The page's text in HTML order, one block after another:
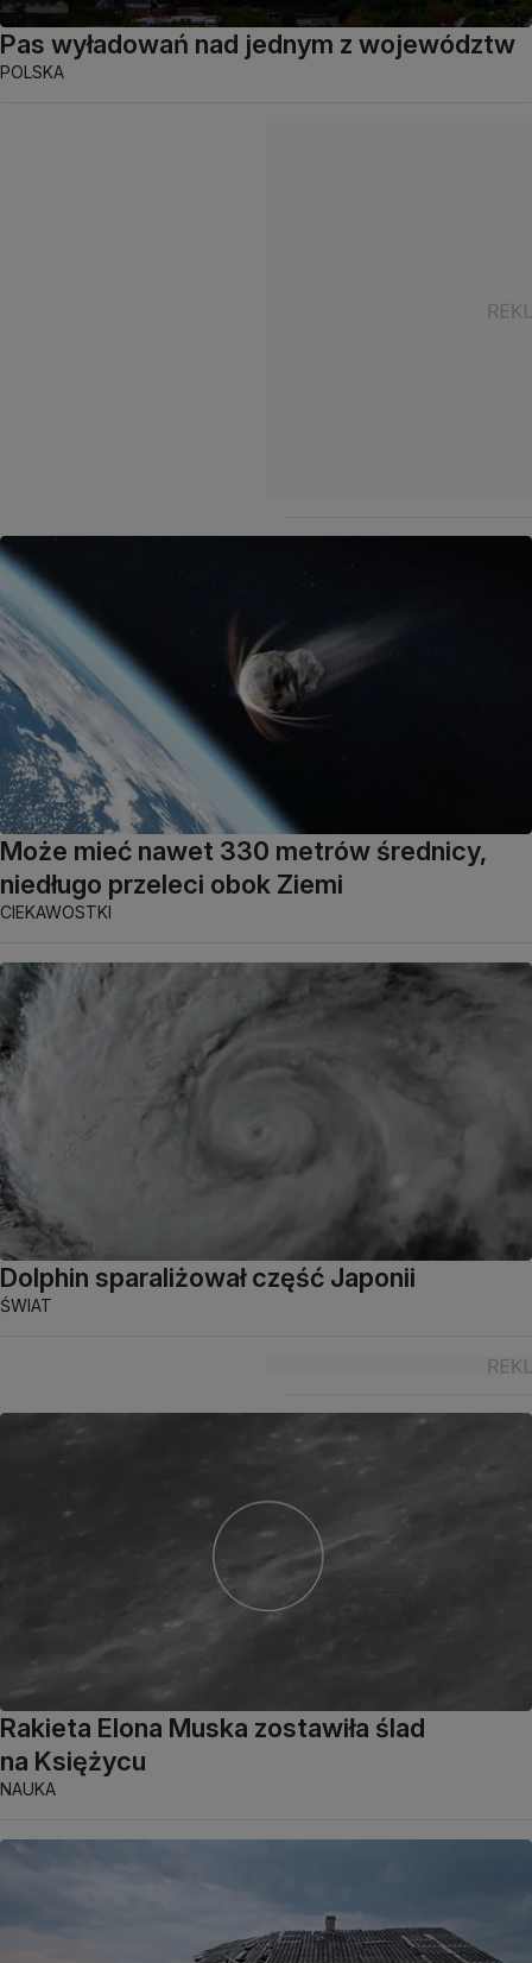
Pas wyładowań nad jednym z województw
POLSKA
Może mieć nawet 330 metrów średnicy,
niedługo przeleci obok Ziemi
CIEKAWOSTKI
Dolphin sparaliżował część Japonii
ŚWIAT
Rakieta Elona Muska zostawiła ślad
na Księżycu
NAUKA